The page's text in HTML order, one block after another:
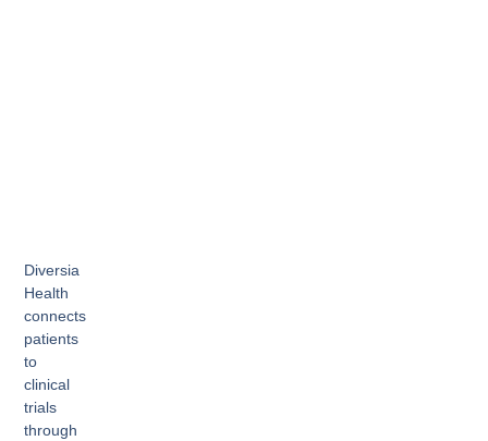
Diversia
Health
connects
patients
to
clinical
trials
through